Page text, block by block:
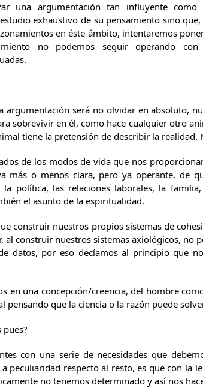
una argumentación tan influyente
exhaustivo de su pensamiento sino
en éste ámbito, intentaremos
no podemos seguir operando
argumentación será no olvidar en absoluto,
sobrevivir en él, como hace cualquier otro
tiene la pretensión de describir la realidad.
de los modos de vida que nos
más o menos clara, pero ya operante, de
la política, las relaciones laborales, la
el asunto de la espiritualidad.
construir nuestros propios sistemas de
al construir nuestros sistemas axiológicos, no
datos, por eso decíamos al principio que
en una concepción/creencia, del hombre
pensando que la ciencia o la razón puede
con una serie de necesidades que
peculiaridad respecto al resto, es que con la
no tenemos determinado y así nos